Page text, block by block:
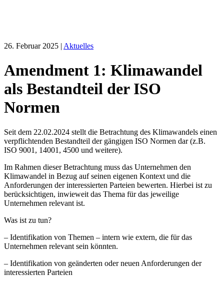
26. Februar 2025 | Aktuelles
Amendment 1: Klimawandel
als Bestandteil der ISO
Normen
Seit dem 22.02.2024 stellt die Betrachtung des Klimawandels einen
verpflichtenden Bestandteil der gängigen ISO Normen dar (z.B.
ISO 9001, 14001, 4500 und weitere).
Im Rahmen dieser Betrachtung muss das Unternehmen den
Klimawandel in Bezug auf seinen eigenen Kontext und die
Anforderungen der interessierten Parteien bewerten. Hierbei ist zu
berücksichtigen, inwieweit das Thema für das jeweilige
Unternehmen relevant ist.
Was ist zu tun?
– Identifikation von Themen – intern wie extern, die für das
Unternehmen relevant sein könnten.
– Identifikation von geänderten oder neuen Anforderungen der
interessierten Parteien